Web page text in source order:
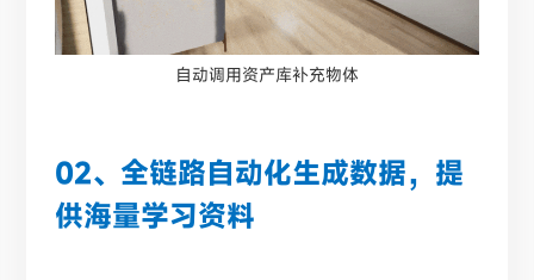
自动调用资产库补充物体
02、全链路自动化生成数据，提
供海量学习资料